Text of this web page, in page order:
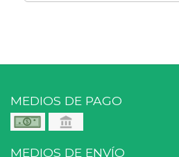
MEDIOS DE PAGO
MEDIOS DE ENVÍO